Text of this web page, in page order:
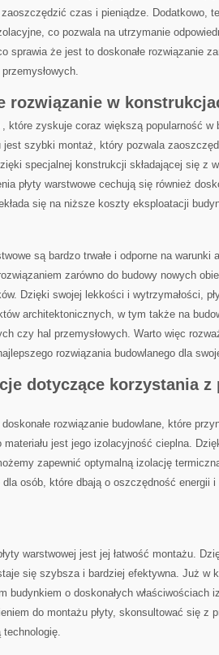
czas i pieniądze. ‍Dodatkowo,
co pozwala ​na ⁣utrzymanie
sprawia że jest to doskonałe rozwiązanie
rozwiązanie w
, które zyskuje coraz większą⁤ popularność w⁣
jest szybki montaż, który ⁤pozwala
specjalnej konstrukcji ‌składającej się z
płyty warstwowe cechują się również
się⁤ na niższe‍ koszty eksploatacji
⁣są bardzo trwałe i odporne na
zarówno do budowy⁣ nowych
Dzięki ⁢swojej lekkości i⁣ wytrzymałości,
‍architektonicznych, w ‌tym ⁢także na
czy hal przemysłowych. Warto więc
​rozwiązania budowlanego dla
dotyczące ‌korzystania z​
doskonałe rozwiązanie⁢ budowlane, ‍które
​materiału jest⁤ jego izolacyjność cieplna.
zapewnić optymalną izolację
dla osób, które dbają‍ o oszczędność energii
warstwowej jest jej łatwość montażu.
⁢się szybsza i bardziej⁢ efektywna. Już w
budynkiem ​o doskonałych ​właściwościach
do montażu płyty, ⁣skonsultować się⁤ z⁢
technologię.